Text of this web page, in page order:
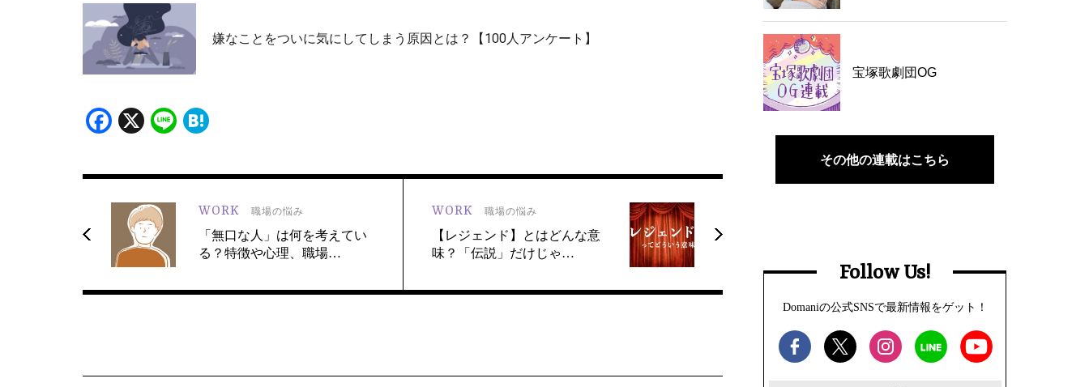
嫌なことをついに気にしてしまう原因とは？【100人アンケート】
Facebook
X Line
WORK 職場の悩み
「無口な人」は何を考えてい
る？特徴や心理、職場…
WORK 職場の悩み
【レジェンド】とはどんな意
味？「伝説」だけじゃ…
宝塚歌劇団OG
その他の連載はこちら
Follow Us!
Domaniの公式SNSで最新情報をゲット！